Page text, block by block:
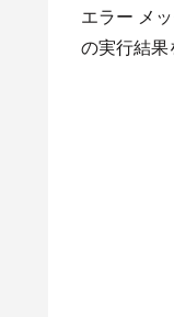
エラー メ
の実行結果